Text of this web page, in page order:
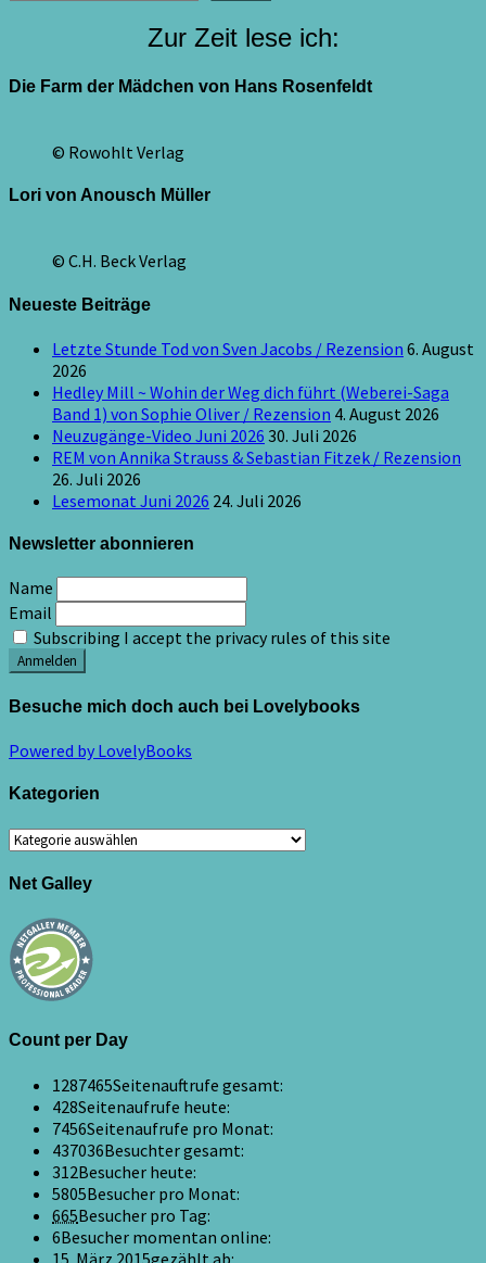
Zur Zeit lese ich:
Die Farm der Mädchen von Hans Rosenfeldt
© Rowohlt Verlag
Lori von Anousch Müller
© C.H. Beck Verlag
Neueste Beiträge
Letzte Stunde Tod von Sven Jacobs / Rezension 6. August
2026
Hedley Mill ~ Wohin der Weg dich führt (Weberei-Saga
Band 1) von Sophie Oliver / Rezension 4. August 2026
Neuzugänge-Video Juni 2026 30. Juli 2026
REM von Annika Strauss & Sebastian Fitzek / Rezension
26. Juli 2026
Lesemonat Juni 2026 24. Juli 2026
Newsletter abonnieren
Name
Email
Subscribing I accept the privacy rules of this site
Besuche mich doch auch bei Lovelybooks
Powered by LovelyBooks
Kategorien
Kategorien
Net Galley
Count per Day
1287465Seitenauftrufe gesamt:
428Seitenaufrufe heute:
7456Seitenaufrufe pro Monat:
437036Besuchter gesamt:
312Besucher heute:
5805Besucher pro Monat:
665Besucher pro Tag:
6Besucher momentan online:
15. März 2015gezählt ab: